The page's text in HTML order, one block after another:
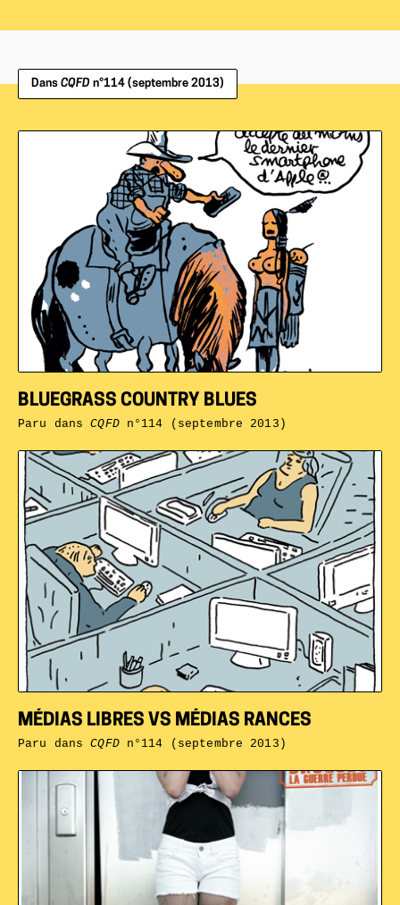
Dans CQFD n°114 (septembre 2013)
MÉDIAS LIBRES VS MÉDIAS RANCES
Paru dansCQFDn°114 (septembre 2013)
BLUEGRASS COUNTRY BLUES
Paru dansCQFDn°114 (septembre 2013)